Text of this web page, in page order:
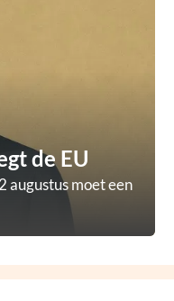
de EU
augustus moet een